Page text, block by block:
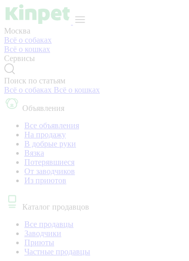
Москва
Всё о собаках
Всё о кошках
Сервисы
Поиск по статьям
Всё о собаках Всё о кошках
Объявления
Все объявления
На продажу
В добрые руки
Вязка
Потерявшиеся
От заводчиков
Из приютов
Каталог продавцов
Все продавцы
Заводчики
Приюты
Частные продавцы